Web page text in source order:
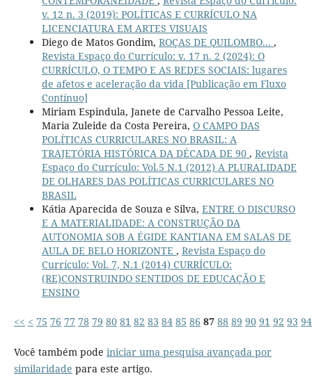
v. 12 n. 3 (2019): POLÍTICAS E CURRÍCULO NA
LICENCIATURA EM ARTES VISUAIS
Diego de Matos Gondim, ROÇAS DE QUILOMBO... ,
Revista Espaço do Currículo: v. 17 n. 2 (2024): O
CURRÍCULO, O TEMPO E AS REDES SOCIAIS: lugares
de afetos e aceleração da vida [Publicação em Fluxo
Contínuo]
Miriam Espindula, Janete de Carvalho Pessoa Leite,
Maria Zuleide da Costa Pereira, O CAMPO DAS
POLÍTICAS CURRICULARES NO BRASIL: A
TRAJETÓRIA HISTÓRICA DA DÉCADA DE 90 , Revista
Espaço do Currículo: Vol.5 N.1 (2012) A PLURALIDADE
DE OLHARES DAS POLÍTICAS CURRICULARES NO
BRASIL
Kátia Aparecida de Souza e Silva, ENTRE O DISCURSO
E A MATERIALIDADE: A CONSTRUÇÃO DA
AUTONOMIA SOB A ÉGIDE KANTIANA EM SALAS DE
AULA DE BELO HORIZONTE , Revista Espaço do
Currículo: Vol. 7, N.1 (2014) CURRÍCULO:
(RE)CONSTRUINDO SENTIDOS DE EDUCAÇÃO E
ENSINO
<< < 75 76 77 78 79 80 81 82 83 84 85 86 87 88 89 90 91 92 93 94
Você também pode iniciar uma pesquisa avançada por
similaridade para este artigo.